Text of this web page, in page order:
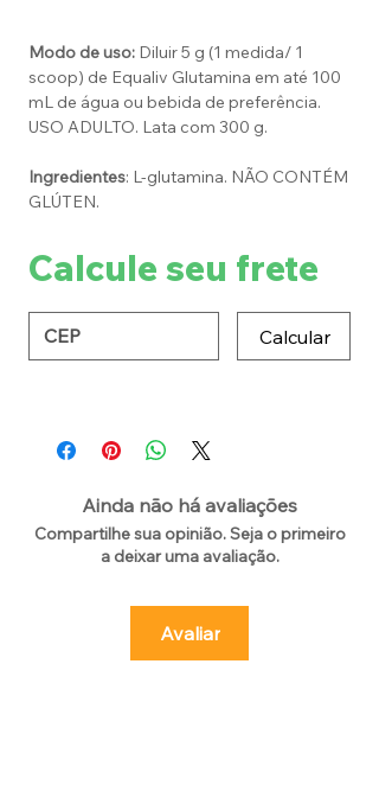
Modo de uso: Diluir 5 g (1 medida/ 1
scoop) de Equaliv Glutamina em até 100
mL de água ou bebida de preferência.
USO ADULTO. Lata com 300 g.
Ingredientes: L-glutamina. NÃO CONTÉM
GLÚTEN.
Calcule seu frete
Calcular
Ainda não há avaliações
Compartilhe sua opinião. Seja o primeiro
a deixar uma avaliação.
Avaliar